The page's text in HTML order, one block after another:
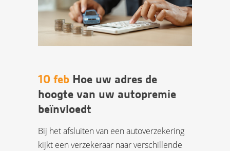
10 feb Hoe uw adres de
hoogte van uw autopremie
beïnvloedt
Bij het afsluiten van een autoverzekering
kijkt een verzekeraar naar verschillende